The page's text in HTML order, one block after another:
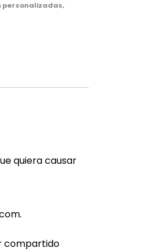
personalizadas,
quiera causar
.
compartido